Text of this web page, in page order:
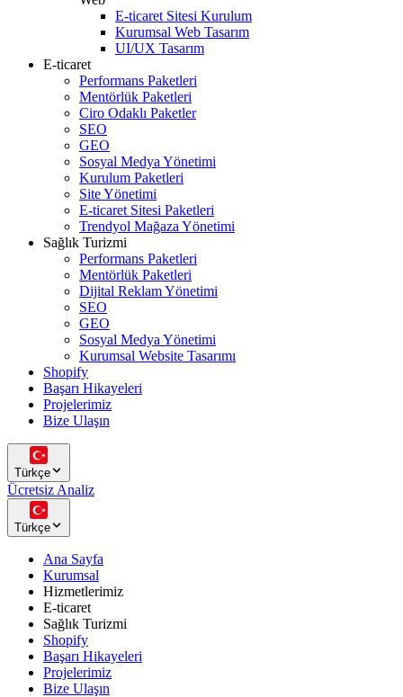
E-ticaret Sitesi Kurulum
Kurumsal Web Tasarım
UI/UX Tasarım
E-ticaret
Performans Paketleri
Mentörlük Paketleri
Ciro Odaklı Paketler
SEO
GEO
Sosyal Medya Yönetimi
Kurulum Paketleri
Site Yönetimi
E-ticaret Sitesi Paketleri
Trendyol Mağaza Yönetimi
Sağlık Turizmi
Performans Paketleri
Mentörlük Paketleri
Dijital Reklam Yönetimi
SEO
GEO
Sosyal Medya Yönetimi
Kurumsal Website Tasarımı
Shopify
Başarı Hikayeleri
Projelerimiz
Bize Ulaşın
Türkçe
Ücretsiz Analiz
Türkçe
Ana Sayfa
Kurumsal
Hizmetlerimiz
E-ticaret
Sağlık Turizmi
Shopify
Başarı Hikayeleri
Projelerimiz
Bize Ulaşın